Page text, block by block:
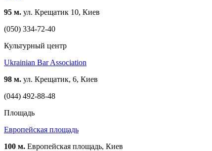
95 м. ул. Крещатик 10, Киев
(050) 334-72-40
Культурный центр
Ukrainian Bar Association
98 м. ул. Крещатик, 6, Киев
(044) 492-88-48
Площадь
Европейская площадь
100 м. Европейская площадь, Киев